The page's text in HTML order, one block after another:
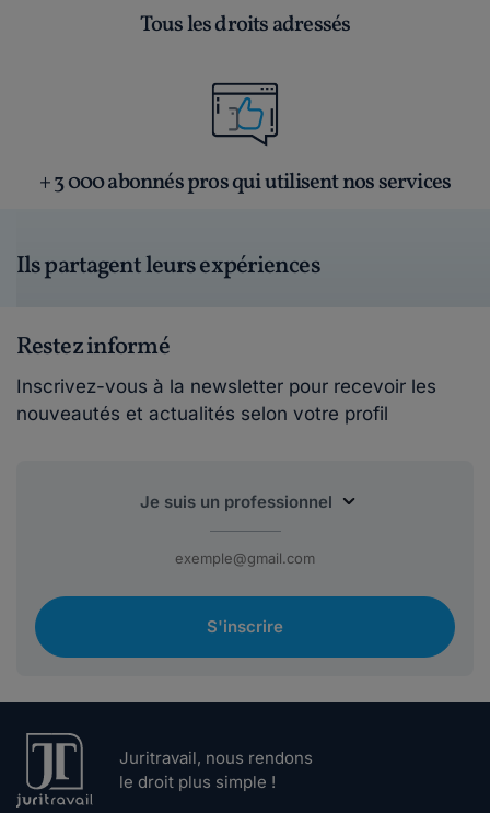
Tous les droits adressés
+ 3 000 abonnés pros qui utilisent nos services
Ils partagent leurs expériences
Restez informé
Inscrivez-vous à la newsletter pour recevoir les
nouveautés et actualités selon votre profil
S'inscrire
Juritravail, nous rendons
le droit plus simple !